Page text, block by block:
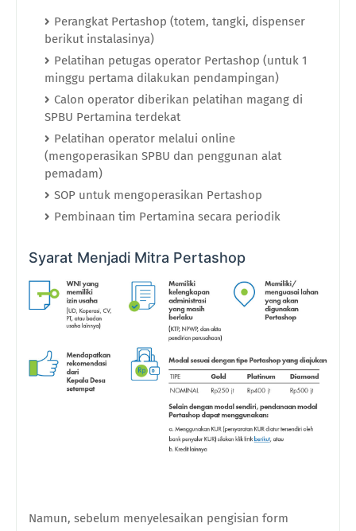
Perangkat Pertashop (totem, tangki, dispenser
berikut instalasinya)
Pelatihan petugas operator Pertashop (untuk 1
minggu pertama dilakukan pendampingan)
Calon operator diberikan pelatihan magang di
SPBU Pertamina terdekat
Pelatihan operator melalui online
(mengoperasikan SPBU dan penggunan alat
pemadam)
SOP untuk mengoperasikan Pertashop
Pembinaan tim Pertamina secara periodik
Syarat Menjadi Mitra Pertashop
Namun, sebelum menyelesaikan pengisian form